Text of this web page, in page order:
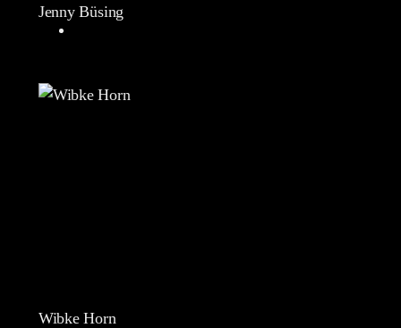
Jenny Büsing
Wibke Horn